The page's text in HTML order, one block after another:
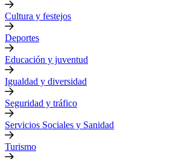
Cultura y festejos
Deportes
Educación y juventud
Igualdad y diversidad
Seguridad y tráfico
Servicios Sociales y Sanidad
Turismo